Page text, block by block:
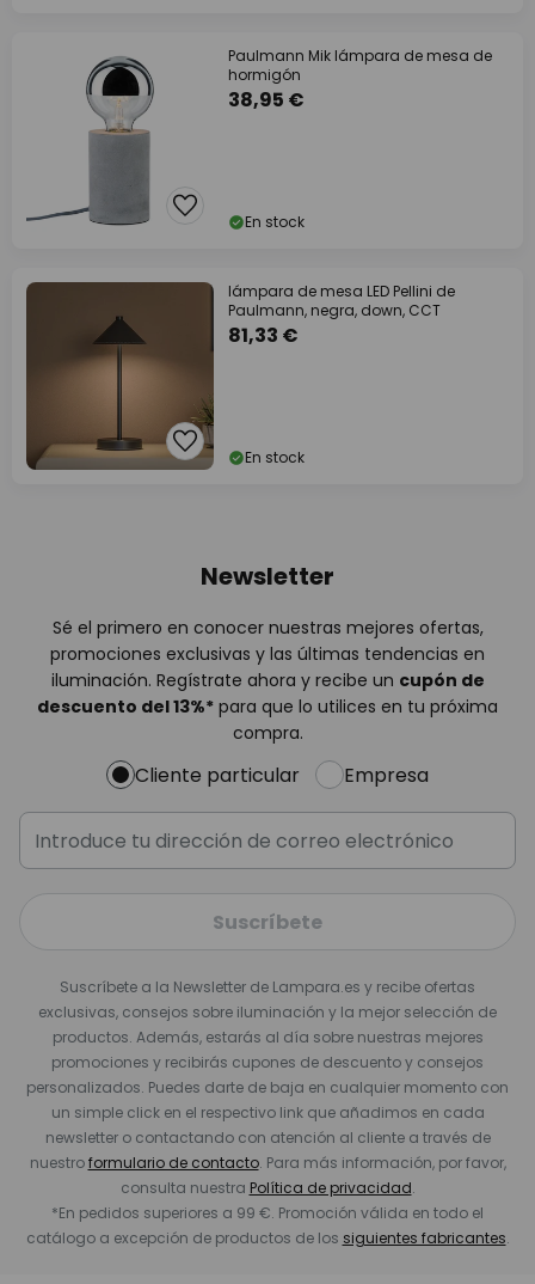
Paulmann Mik lámpara de mesa de
hormigón
38,95 €
En stock
lámpara de mesa LED Pellini de
Paulmann, negra, down, CCT
81,33 €
En stock
Newsletter
Sé el primero en conocer nuestras mejores ofertas,
promociones exclusivas y las últimas tendencias en
iluminación. Regístrate ahora y recibe un cupón de
descuento del13%* para que lo utilices en tu próxima
compra.
Cliente particular Empresa
Suscríbete
Suscríbete a la Newsletter de Lampara.es y recibe ofertas
exclusivas, consejos sobre iluminación y la mejor selección de
productos. Además, estarás al día sobre nuestras mejores
promociones y recibirás cupones de descuento y consejos
personalizados. Puedes darte de baja en cualquier momento con
un simple click en el respectivo link que añadimos en cada
newsletter o contactando con atención al cliente a través de
nuestroformulario de contacto. Para más información, por favor,
consulta nuestra Política de privacidad.
*En pedidos superiores a 99 €. Promoción válida en todo el
catálogo a excepción de productos de los siguientes fabricantes.